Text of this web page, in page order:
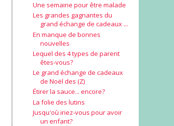
Une semaine pour être malade
Les grandes gagnantes du
grand échange de cadeaux ...
En manque de bonnes
nouvelles
Lequel des 4 types de parent
êtes-vous?
Le grand échange de cadeaux
de Noël des (Z)
Étirer la sauce... encore?
La folie des lutins
Jusqu'où iriez-vous pour avoir
un enfant?